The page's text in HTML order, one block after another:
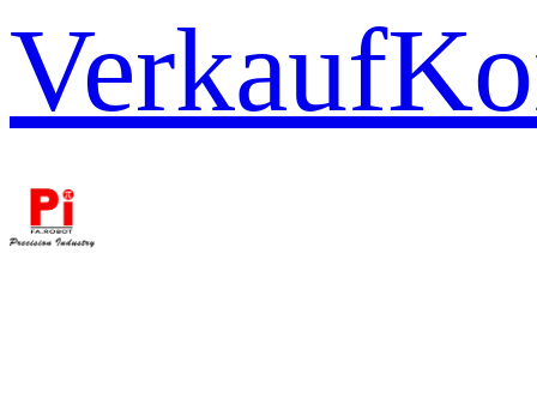
Verkauf